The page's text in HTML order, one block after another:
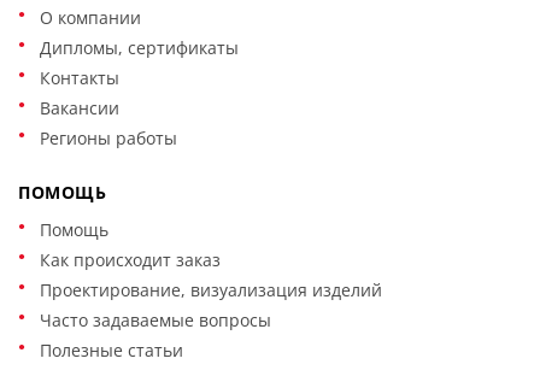
О компании
Дипломы, сертификаты
Контакты
Вакансии
Регионы работы
ПОМОЩЬ
Помощь
Как происходит заказ
Проектирование, визуализация изделий
Часто задаваемые вопросы
Полезные статьи